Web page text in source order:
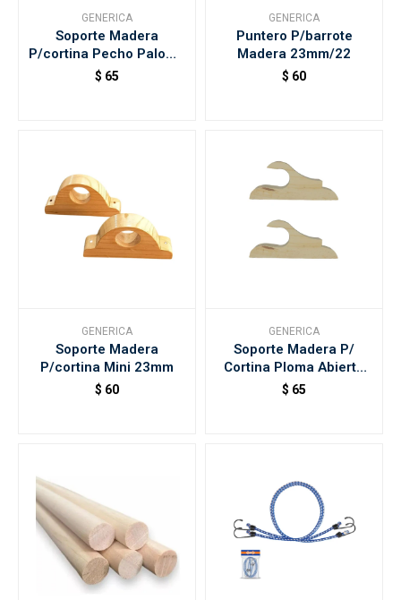
GENERICA
Soporte Madera
P/cortina Pecho Paloma
23mm
$ 65
GENERICA
Puntero P/barrote
Madera 23mm/22
$ 60
GENERICA
Soporte Madera
P/cortina Mini 23mm
$ 60
GENERICA
Soporte Madera P/
Cortina Ploma Abierto
23mm
$ 65